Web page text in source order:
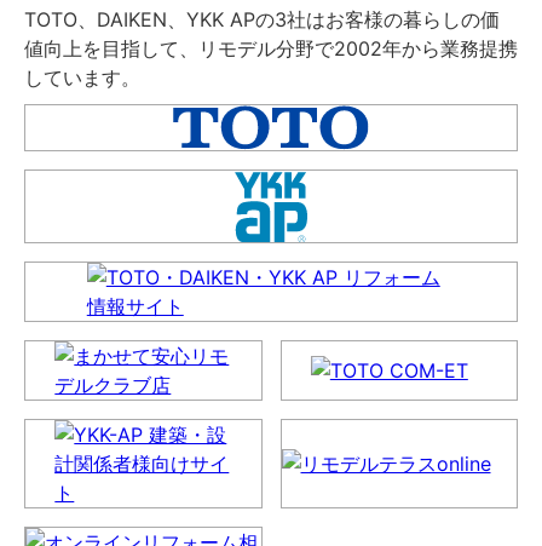
TOTO、DAIKEN、YKK APの3社はお客様の暮らしの価
値向上を目指して、リモデル分野で2002年から業務提携
しています。